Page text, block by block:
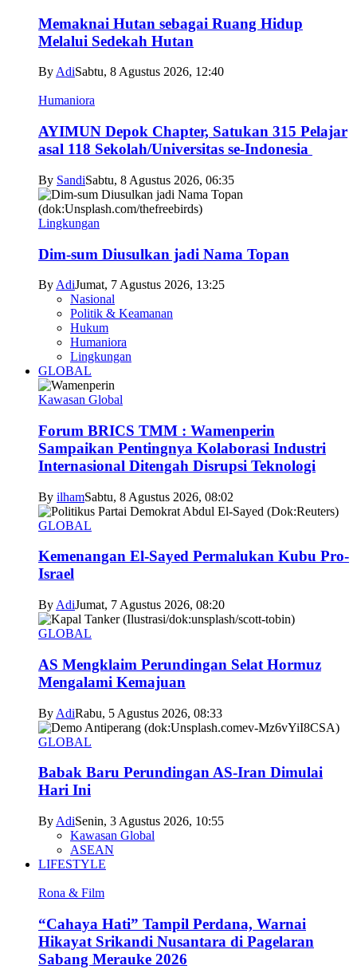
Memaknai Hutan sebagai Ruang Hidup
Melalui Sedekah Hutan
By AdiSabtu, 8 Agustus 2026, 12:40
Humaniora
AYIMUN Depok Chapter, Satukan 315 Pelajar
asal 118 Sekolah/Universitas se-Indonesia
By SandiSabtu, 8 Agustus 2026, 06:35
Lingkungan
Dim-sum Diusulkan jadi Nama Topan
By AdiJumat, 7 Agustus 2026, 13:25
Nasional
Politik & Keamanan
Hukum
Humaniora
Lingkungan
GLOBAL
Kawasan Global
Forum BRICS TMM : Wamenperin
Sampaikan Pentingnya Kolaborasi Industri
Internasional Ditengah Disrupsi Teknologi
By ilhamSabtu, 8 Agustus 2026, 08:02
GLOBAL
Kemenangan El-Sayed Permalukan Kubu Pro-
Israel
By AdiJumat, 7 Agustus 2026, 08:20
GLOBAL
AS Mengklaim Perundingan Selat Hormuz
Mengalami Kemajuan
By AdiRabu, 5 Agustus 2026, 08:33
GLOBAL
Babak Baru Perundingan AS-Iran Dimulai
Hari Ini
By AdiSenin, 3 Agustus 2026, 10:55
Kawasan Global
ASEAN
LIFESTYLE
Rona & Film
“Cahaya Hati” Tampil Perdana, Warnai
Hikayat Srikandi Nusantara di Pagelaran
Sabang Merauke 2026